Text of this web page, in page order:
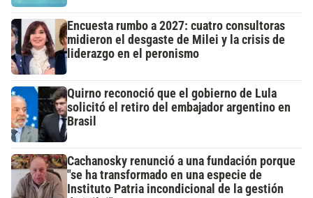
Encuesta rumbo a 2027: cuatro consultoras
midieron el desgaste de Milei y la crisis de
liderazgo en el peronismo
Quirno reconoció que el gobierno de Lula
solicitó el retiro del embajador argentino en
Brasil
Cachanosky renunció a una fundación porque
"se ha transformado en una especie de
Instituto Patria incondicional de la gestión